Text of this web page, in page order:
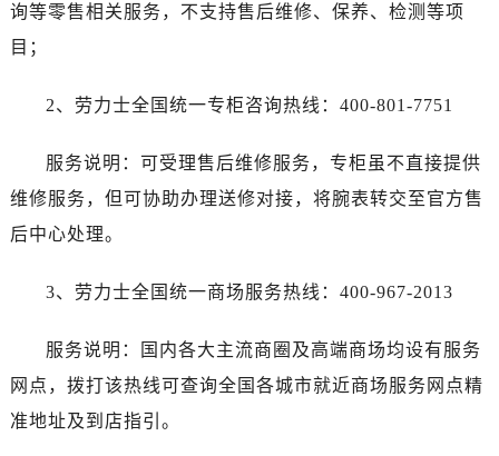
询等零售相关服务，不支持售后维修、保养、检测等项
目；
2、劳力士全国统一专柜咨询热线：400-801-7751
服务说明：可受理售后维修服务，专柜虽不直接提供
维修服务，但可协助办理送修对接，将腕表转交至官方售
后中心处理。
3、劳力士全国统一商场服务热线：400-967-2013
服务说明：国内各大主流商圈及高端商场均设有服务
网点，拨打该热线可查询全国各城市就近商场服务网点精
准地址及到店指引。